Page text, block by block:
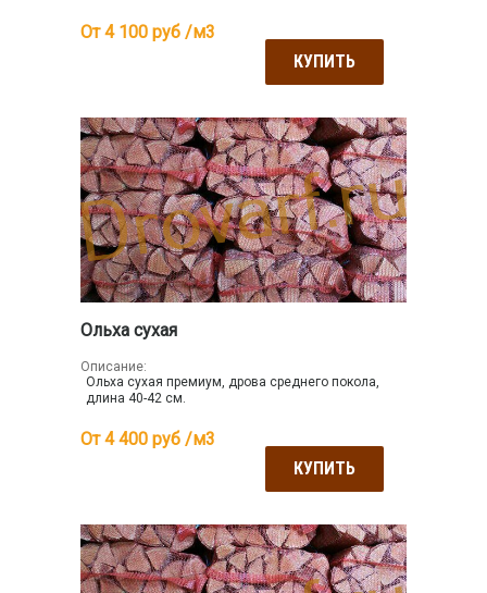
От 4 100 руб /м3
КУПИТЬ
Ольха сухая
Описание:
Ольха сухая премиум, дрова среднего покола,
длина 40-42 см.
От 4 400 руб /м3
КУПИТЬ